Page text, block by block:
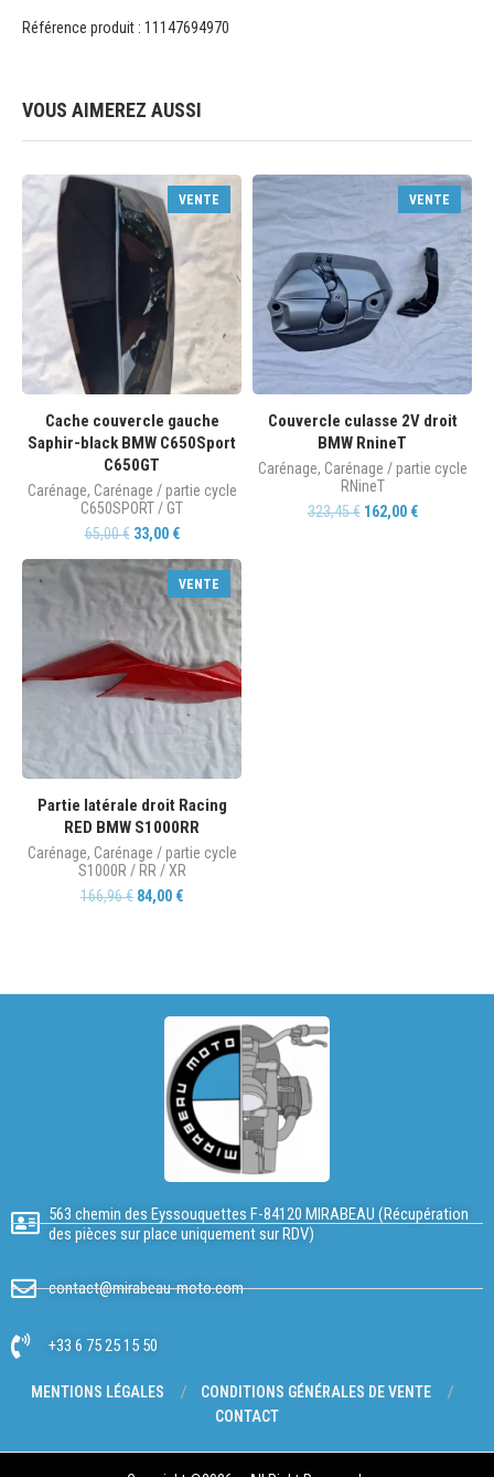
Référence produit : 11147694970
VOUS AIMEREZ AUSSI
VENTE
Cache couvercle gauche
Saphir-black BMW C650Sport
C650GT
Carénage, Carénage / partie cycle
C650SPORT / GT
65,00€ 33,00 €
VENTE
Couvercle culasse 2V droit
BMW RnineT
Carénage, Carénage / partie cycle
RNineT
323,45€ 162,00 €
VENTE
Partie latérale droit Racing
RED BMW S1000RR
Carénage, Carénage / partie cycle
S1000R / RR / XR
166,96€ 84,00 €
563 chemin des Eyssouquettes F-84120 MIRABEAU (Récupération
des pièces sur place uniquement sur RDV)
contact@mirabeau-moto.com
+33 6 75 25 15 50
MENTIONS LÉGALES
CONDITIONS GÉNÉRALES DE VENTE
CONTACT